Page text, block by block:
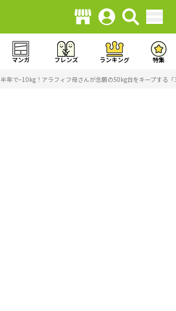
マンガ フレンズ ランキング 特集
半年で−10kg！アラフィフ母さんが念願の50kg台をキープする